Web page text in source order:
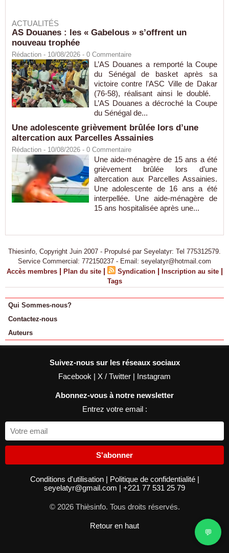
ACTUALITÉS
AS Douanes : les « Gabelous » s’offrent un
nouveau trophée
Rédaction - 10/08/2026 - 0 Commentaire
L’AS Douanes a remporté la Coupe
du Sénégal de basket après sa
victoire contre l’ASC Ville de Dakar
(76-58), réalisant ainsi le doublé.
L’AS Douanes a décroché la Coupe
du Sénégal de...
Une adolescente grièvement brûlée lors d’une
altercation aux Parcelles Assainies
Rédaction - 10/08/2026 - 0 Commentaire
Une aide-ménagère de 15 ans a été
grièvement brûlée lors d’une
altercation aux Parcelles Assainies.
Une adolescente de 16 ans a été
interpellée. Une aide-ménagère de
15 ans hospitalisée après une...
Thiesinfo, Copyright Juin 2007 - Propulsé par Seyelatyr: Tel 775312579.
Service Commercial: 772150237 - Email: seyelatyr@hotmail.com
Accès membres | Plan du site | Syndication | Inscription au site |
Tags
Qui Sommes-nous?
Contactez-nous
Auteurs
Suivez-nous sur les réseaux sociaux
Facebook | X / Twitter | Instagram
Abonnez-vous à notre newsletter
Entrez votre email :
S'abonner
Conditions d'utilisation | Politique de confidentialité |
seyelatyr@gmail.com | +221 77 531 25 79
© 2026 Thièsinfo. Tous droits réservés.
Retour en haut
💬